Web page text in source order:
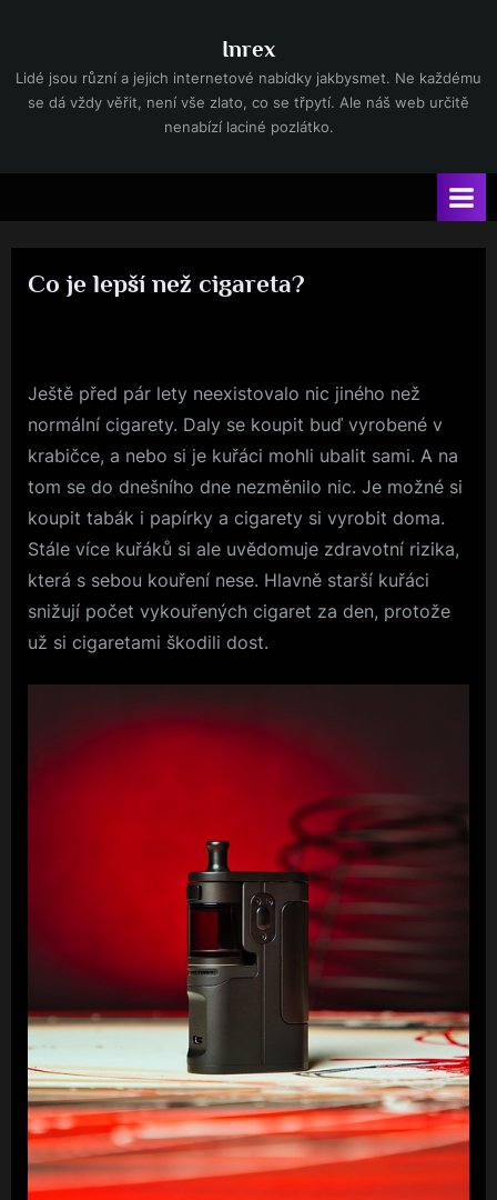
content
Inrex
Lidé jsou různí a jejich internetové nabídky jakbysmet. Ne každému
se dá vždy věřit, není vše zlato, co se třpytí. Ale náš web určitě
nenabízí laciné pozlátko.
Co je lepší než cigareta?
Ještě před pár lety neexistovalo nic jiného než
normální cigarety. Daly se koupit buď vyrobené v
krabičce, a nebo si je kuřáci mohli ubalit sami. A na
tom se do dnešního dne nezměnilo nic. Je možné si
koupit tabák i papírky a cigarety si vyrobit doma.
Stále více kuřáků si ale uvědomuje zdravotní rizika,
která s sebou kouření nese. Hlavně starší kuřáci
snižují počet vykouřených cigaret za den, protože
už si cigaretami škodili dost.